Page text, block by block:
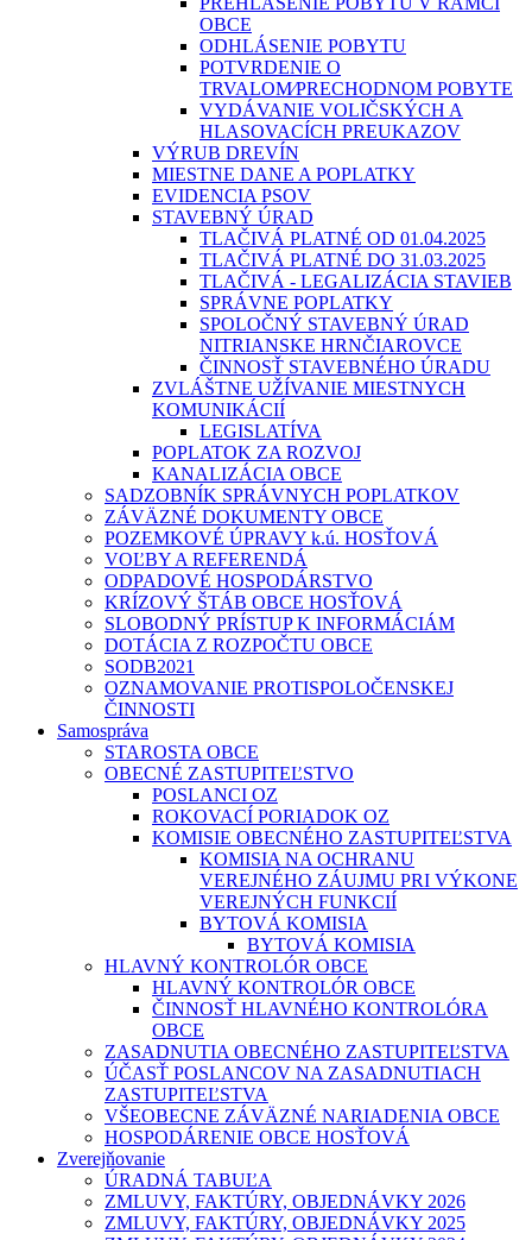
OBCE
ODHLÁSENIE POBYTU
POTVRDENIE O
TRVALOM⁄PRECHODNOM POBYTE
VYDÁVANIE VOLIČSKÝCH A
HLASOVACÍCH PREUKAZOV
VÝRUB DREVÍN
MIESTNE DANE A POPLATKY
EVIDENCIA PSOV
STAVEBNÝ ÚRAD
TLAČIVÁ PLATNÉ OD 01.04.2025
TLAČIVÁ PLATNÉ DO 31.03.2025
TLAČIVÁ - LEGALIZÁCIA STAVIEB
SPRÁVNE POPLATKY
SPOLOČNÝ STAVEBNÝ ÚRAD
NITRIANSKE HRNČIAROVCE
ČINNOSŤ STAVEBNÉHO ÚRADU
ZVLÁŠTNE UŽÍVANIE MIESTNYCH
KOMUNIKÁCIÍ
LEGISLATÍVA
POPLATOK ZA ROZVOJ
KANALIZÁCIA OBCE
SADZOBNÍK SPRÁVNYCH POPLATKOV
ZÁVÄZNÉ DOKUMENTY OBCE
POZEMKOVÉ ÚPRAVY k.ú. HOSŤOVÁ
VOĽBY A REFERENDÁ
ODPADOVÉ HOSPODÁRSTVO
KRÍZOVÝ ŠTÁB OBCE HOSŤOVÁ
SLOBODNÝ PRÍSTUP K INFORMÁCIÁM
DOTÁCIA Z ROZPOČTU OBCE
SODB2021
OZNAMOVANIE PROTISPOLOČENSKEJ
ČINNOSTI
Samospráva
STAROSTA OBCE
OBECNÉ ZASTUPITEĽSTVO
POSLANCI OZ
ROKOVACÍ PORIADOK OZ
KOMISIE OBECNÉHO ZASTUPITEĽSTVA
KOMISIA NA OCHRANU
VEREJNÉHO ZÁUJMU PRI VÝKONE
VEREJNÝCH FUNKCIÍ
BYTOVÁ KOMISIA
BYTOVÁ KOMISIA
HLAVNÝ KONTROLÓR OBCE
HLAVNÝ KONTROLÓR OBCE
ČINNOSŤ HLAVNÉHO KONTROLÓRA
OBCE
ZASADNUTIA OBECNÉHO ZASTUPITEĽSTVA
ÚČASŤ POSLANCOV NA ZASADNUTIACH
ZASTUPITEĽSTVA
VŠEOBECNE ZÁVÄZNÉ NARIADENIA OBCE
HOSPODÁRENIE OBCE HOSŤOVÁ
Zverejňovanie
ÚRADNÁ TABUĽA
ZMLUVY, FAKTÚRY, OBJEDNÁVKY 2026
ZMLUVY, FAKTÚRY, OBJEDNÁVKY 2025